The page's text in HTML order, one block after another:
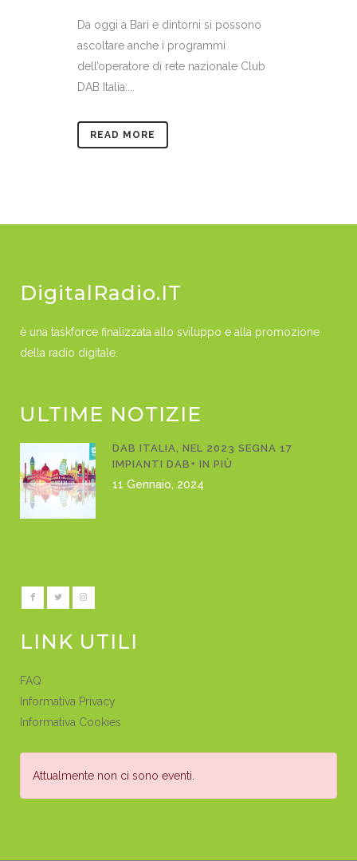
Da oggi a Bari e dintorni si possono
ascoltare anche i programmi
dell’operatore di rete nazionale Club
DAB Italia:...
READ MORE
DigitalRadio.IT
è una taskforce finalizzata allo sviluppo e alla promozione
della radio digitale.
ULTIME NOTIZIE
DAB ITALIA, NEL 2023 SEGNA 17
IMPIANTI DAB+ IN PIÙ
11 Gennaio, 2024
LINK UTILI
FAQ
Informativa Privacy
Informativa Cookies
Attualmente non ci sono eventi.